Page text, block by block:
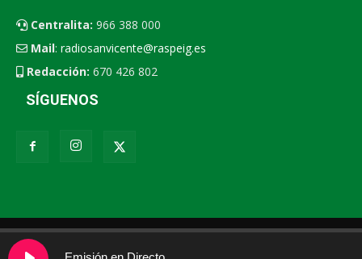
Centralita: 966 388 000
Mail: radiosanvicente@raspeig.es
Redacción: 670 426 802
SÍGUENOS
Radio San Vicente Contacto XEMV